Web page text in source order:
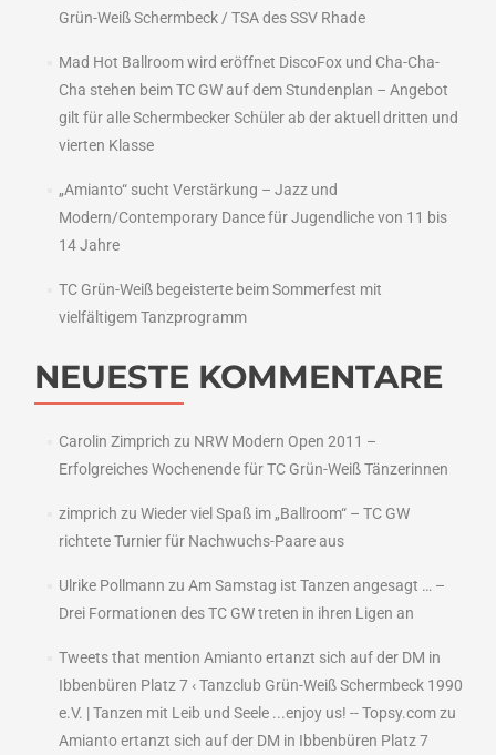
Grün-Weiß Schermbeck / TSA des SSV Rhade
Mad Hot Ballroom wird eröffnet DiscoFox und Cha-Cha-
Cha stehen beim TC GW auf dem Stundenplan – Angebot
gilt für alle Schermbecker Schüler ab der aktuell dritten und
vierten Klasse
„Amianto“ sucht Verstärkung – Jazz und
Modern/Contemporary Dance für Jugendliche von 11 bis
14 Jahre
TC Grün-Weiß begeisterte beim Sommerfest mit
vielfältigem Tanzprogramm
NEUESTE KOMMENTARE
Carolin Zimprich zu NRW Modern Open 2011 –
Erfolgreiches Wochenende für TC Grün-Weiß Tänzerinnen
zimprich zu Wieder viel Spaß im „Ballroom“ – TC GW
richtete Turnier für Nachwuchs-Paare aus
Ulrike Pollmann zu Am Samstag ist Tanzen angesagt … –
Drei Formationen des TC GW treten in ihren Ligen an
Tweets that mention Amianto ertanzt sich auf der DM in
Ibbenbüren Platz 7 ‹ Tanzclub Grün-Weiß Schermbeck 1990
e.V. | Tanzen mit Leib und Seele ...enjoy us! -- Topsy.comzu
Amianto ertanzt sich auf der DM in Ibbenbüren Platz 7